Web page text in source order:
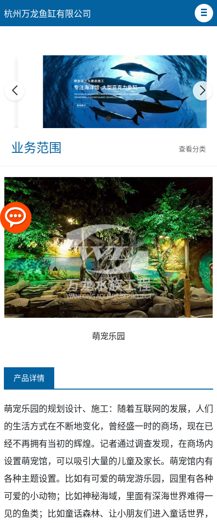
杭州万龙鱼缸有限公司
查看分类
业务范围
萌宠乐园
产品详情
萌宠乐园的规划设计、施工： 随着互联网的发展，人们
的生活方式在不断地变化，曾经盛一时的商场，现在已
经不再拥有当初的辉煌。记者通过调查发现，在商场内
设置萌宠馆，可以吸引大量的儿童及家长。萌宠馆内有
各种主题设置。比如有可爱的萌宠游乐园，园里有各种
可爱的小动物；比如神秘海域，里面有深海世界难得一
见的鱼类；比如童话森林、 让小朋友们进入童话世界，